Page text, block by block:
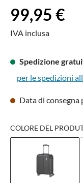
Prezzo normale:
99,95 €
IVA inclusa
Spedizione
per le spedizioni
Data di
COLORE DEL